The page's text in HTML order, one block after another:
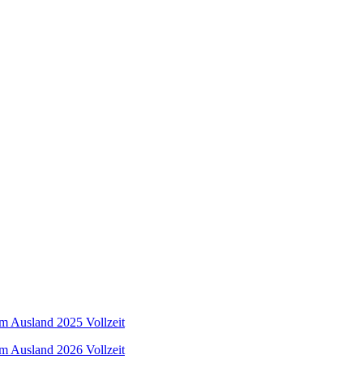
Ausland 2025 Vollzeit
Ausland 2026 Vollzeit